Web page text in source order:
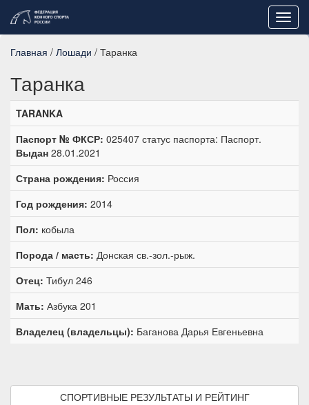
Главная / Лошади / Таранка
Таранка
TARANKA
Паспорт № ФКСР: 025407 статус паспорта: Паспорт.
Выдан 28.01.2021
Страна рождения: Россия
Год рождения: 2014
Пол: кобыла
Порода / масть: Донская св.-зол.-рыж.
Отец: Тибул 246
Мать: Азбука 201
Владелец (владельцы): Баганова Дарья Евгеньевна
СПОРТИВНЫЕ РЕЗУЛЬТАТЫ И РЕЙТИНГ